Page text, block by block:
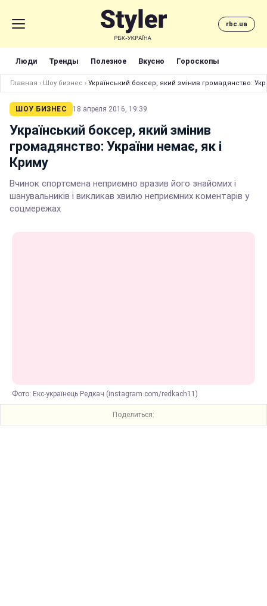
rbc.ua
Люди Тренды Полезное Вкусно Гороскопы
Главная › Шоу бизнес › Український боксер, який змінив громадянство:
ШОУ БИЗНЕС 18 апреля 2016, 19:39
Український боксер, який змінив
громадянство: України немає, як і
Криму
Вчинок спортсмена неприємно вразив його знайомих і
шанувальників і викликав хвилю неприємних коментарів у
соцмережах
Фото: Екс-українець Редкач (instagram.com/redkach11)
Поделиться: